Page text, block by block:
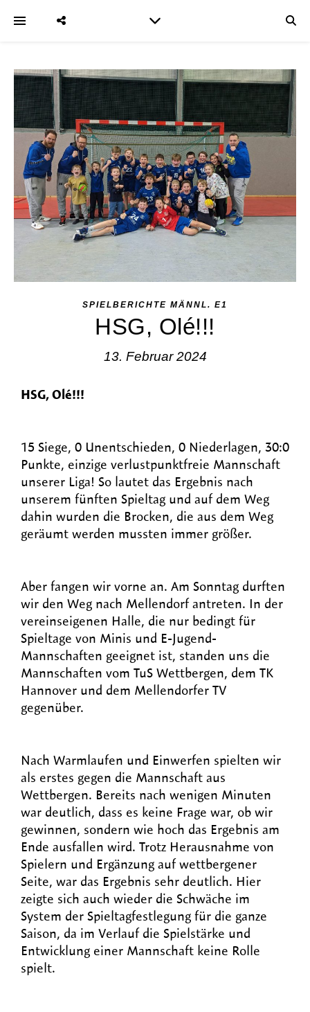
SPIELBERICHTE MÄNNL. E1
HSG, Olé!!!
13. Februar 2024
HSG, Olé!!!
15 Siege, 0 Unentschieden, 0 Niederlagen, 30:0
Punkte, einzige verlustpunktfreie Mannschaft
unserer Liga! So lautet das Ergebnis nach
unserem fünften Spieltag und auf dem Weg
dahin wurden die Brocken, die aus dem Weg
geräumt werden mussten immer größer.
Aber fangen wir vorne an. Am Sonntag durften
wir den Weg nach Mellendorf antreten. In der
vereinseigenen Halle, die nur bedingt für
Spieltage von Minis und E-Jugend-
Mannschaften geeignet ist, standen uns die
Mannschaften vom TuS Wettbergen, dem TK
Hannover und dem Mellendorfer TV
gegenüber.
Nach Warmlaufen und Einwerfen spielten wir
als erstes gegen die Mannschaft aus
Wettbergen. Bereits nach wenigen Minuten
war deutlich, dass es keine Frage war, ob wir
gewinnen, sondern wie hoch das Ergebnis am
Ende ausfallen wird. Trotz Herausnahme von
Spielern und Ergänzung auf wettbergener
Seite, war das Ergebnis sehr deutlich. Hier
zeigte sich auch wieder die Schwäche im
System der Spieltagfestlegung für die ganze
Saison, da im Verlauf die Spielstärke und
Entwicklung einer Mannschaft keine Rolle
spielt.